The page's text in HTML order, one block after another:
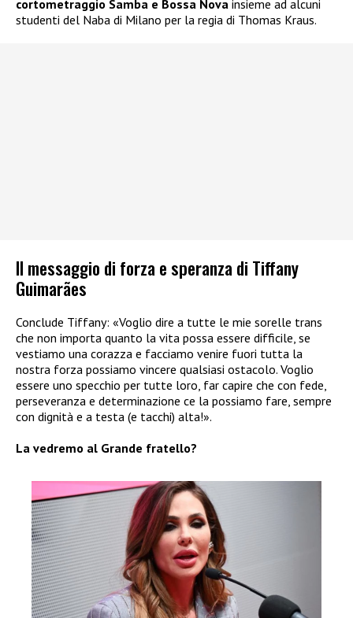
cortometraggio Samba e Bossa Nova insieme ad alcuni
studenti del Naba di Milano per la regia di Thomas Kraus.
Il messaggio di forza e speranza di Tiffany
Guimarães
Conclude Tiffany: «Voglio dire a tutte le mie sorelle trans
che non importa quanto la vita possa essere difficile, se
vestiamo una corazza e facciamo venire fuori tutta la
nostra forza possiamo vincere qualsiasi ostacolo. Voglio
essere uno specchio per tutte loro, far capire che con fede,
perseveranza e determinazione ce la possiamo fare, sempre
con dignità e a testa (e tacchi) alta!».
La vedremo al Grande fratello?